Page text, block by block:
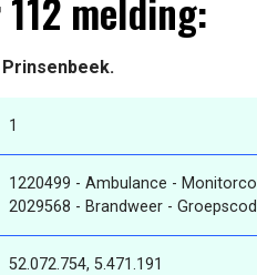
melding:
1
1220499 - Ambulance -
2029568 - Brandweer -
52.072.754, 5.471.191